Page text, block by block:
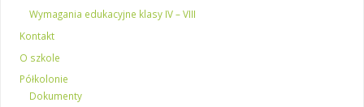
Wymagania edukacyjne klasy IV – VIII
Kontakt
O szkole
Półkolonie
Dokumenty